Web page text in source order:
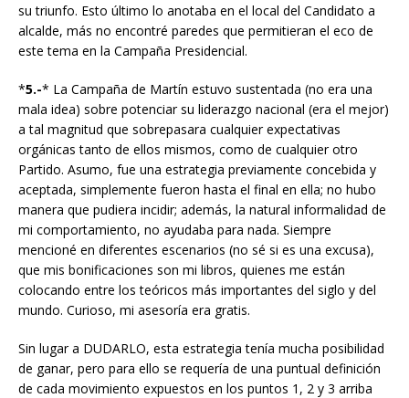
su triunfo. Esto último lo anotaba en el local del Candidato a
alcalde, más no encontré paredes que permitieran el eco de
este tema en la Campaña Presidencial.
*5.-* La Campaña de Martín estuvo sustentada (no era una
mala idea) sobre potenciar su liderazgo nacional (era el mejor)
a tal magnitud que sobrepasara cualquier expectativas
orgánicas tanto de ellos mismos, como de cualquier otro
Partido. Asumo, fue una estrategia previamente concebida y
aceptada, simplemente fueron hasta el final en ella; no hubo
manera que pudiera incidir; además, la natural informalidad de
mi comportamiento, no ayudaba para nada. Siempre
mencioné en diferentes escenarios (no sé si es una excusa),
que mis bonificaciones son mi libros, quienes me están
colocando entre los teóricos más importantes del siglo y del
mundo. Curioso, mi asesoría era gratis.
Sin lugar a DUDARLO, esta estrategia tenía mucha posibilidad
de ganar, pero para ello se requería de una puntual definición
de cada movimiento expuestos en los puntos 1, 2 y 3 arriba